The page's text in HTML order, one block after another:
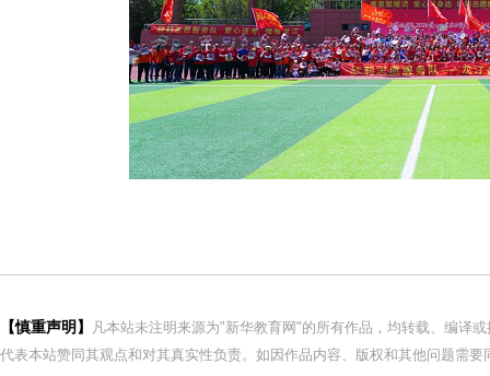
【慎重声明】
凡本站未注明来源为"新华教育网"的所有作品，均转载、编译
代表本站赞同其观点和对其真实性负责。如因作品内容、版权和其他问题需